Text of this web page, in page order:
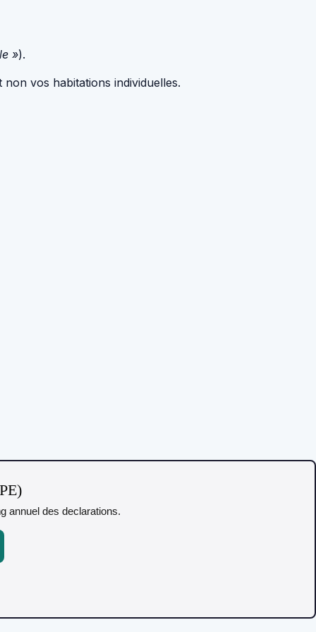
»).
vos habitations individuelles.
annuel des declarations.